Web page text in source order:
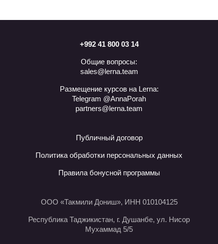
+992 41 800 03 14
Общие вопросы:
sales@lerna.team
Размещение курсов на Lerna:
Telegram @AnnaPorah
partners@lerna.team
Публичный договор
Политика обработки персональных данных
Правила бонусной программы
ООО «Такмили Дониш», ИНН 010104125
Республика Таджикистан, г. Душанбе, ул. Нисор
Мухаммад 5/5